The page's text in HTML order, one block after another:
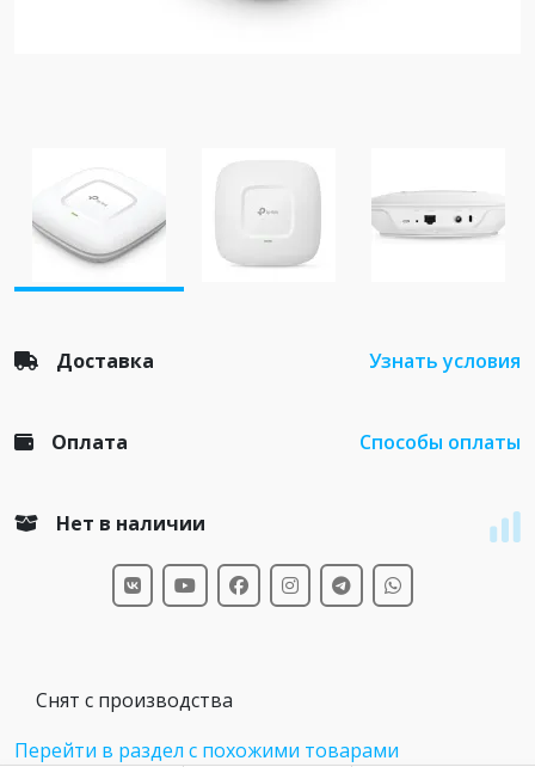
Доставка Узнать условия
Оплата Способы оплаты
Нет в наличии
Снят с производства
Перейти в раздел с похожими товарами